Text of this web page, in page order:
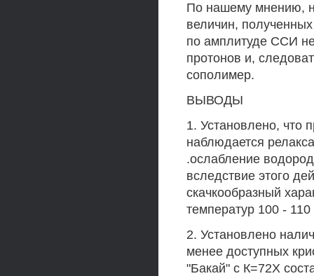
По нашему мнению,
величин,
по амплитуде ССИ
протонов и,
сополимер.
ВЫВОДЫ
1. Установлено, что
наблюдается
.ослабление
вследствие этого
скачкообразный
температур 100 -
2. Установлено
менее доступных
"Бакай" с К=72Х